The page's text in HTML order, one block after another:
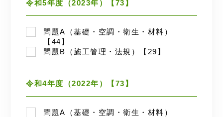
令和5年度（2023年）【73】
問題A（基礎・空調・衛生・材料）
【44】
問題B（施工管理・法規）【29】
令和4年度（2022年）【73】
問題A（基礎・空調・衛生・材料）